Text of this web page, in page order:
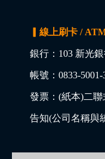
▎線上刷卡 /
銀行：103 新光
帳號：0833-5001-
發票：(紙本)二
告知(公司名稱與